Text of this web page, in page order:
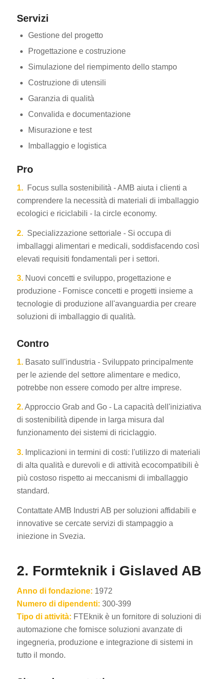
Servizi
Gestione del progetto
Progettazione e costruzione
Simulazione del riempimento dello stampo
Costruzione di utensili
Garanzia di qualità
Convalida e documentazione
Misurazione e test
Imballaggio e logistica
Pro
1.Focus sulla sostenibilità - AMB aiuta i clienti a
comprendere la necessità di materiali di imballaggio
ecologici e riciclabili - la circle economy.
2. Specializzazione settoriale - Si occupa di
imballaggi alimentari e medicali, soddisfacendo così
elevati requisiti fondamentali per i settori.
3.Nuovi concetti e sviluppo, progettazione e
produzione - Fornisce concetti e progetti insieme a
tecnologie di produzione all'avanguardia per creare
soluzioni di imballaggio di qualità.
Contro
1. Basato sull'industria - Sviluppato principalmente
per le aziende del settore alimentare e medico,
potrebbe non essere comodo per altre imprese.
2.Approccio Grab and Go - La capacità dell'iniziativa
di sostenibilità dipende in larga misura dal
funzionamento dei sistemi di riciclaggio.
3.Implicazioni in termini di costi: l'utilizzo di materiali
di alta qualità e durevoli e di attività ecocompatibili è
più costoso rispetto ai meccanismi di imballaggio
standard.
Contattate AMB Industri AB per soluzioni affidabili e
innovative se cercate servizi di stampaggio a
iniezione in Svezia.
2. Formteknik i Gislaved AB
Anno di fondazione: 1972
Numero di dipendenti: 300-399
Tipo di attività: FTEknik è un fornitore di soluzioni di
automazione che fornisce soluzioni avanzate di
ingegneria, produzione e integrazione di sistemi in
tutto il mondo.